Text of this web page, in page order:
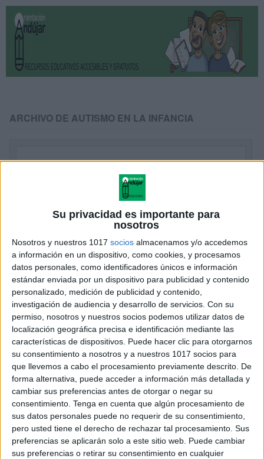
Su privacidad es importante para
nosotros
Nosotros y nuestros 1017 socios almacenamos y/o accedemos
a información en un dispositivo, como cookies, y procesamos
datos personales, como identificadores únicos e información
estándar enviada por un dispositivo para publicidad y contenido
personalizado, medición de publicidad y contenido,
investigación de audiencia y desarrollo de servicios. Con su
permiso, nosotros y nuestros socios podemos utilizar datos de
localización geográfica precisa e identificación mediante las
características de dispositivos. Puede hacer clic para otorgarnos
su consentimiento a nosotros y a nuestros 1017 socios para
que llevemos a cabo el procesamiento previamente descrito. De
forma alternativa, puede acceder a información más detallada y
cambiar sus preferencias antes de otorgar o negar su
consentimiento. Tenga en cuenta que algún procesamiento de
sus datos personales puede no requerir de su consentimiento,
pero usted tiene el derecho de rechazar tal procesamiento. Sus
preferencias se aplicarán solo a este sitio web. Puede cambiar
sus preferencias o retirar su consentimiento en cualquier
ARCHIVO DE AUTISMO EN LA INFANCIA
Señales alerta TEA primer año de vida
CAS/ING
Publicado el 11 febrero, 2025
La detección temprana del Trastorno del Espectro
Autista (TEA) es clave para intervenir a tiempo y
brindar el apoyo adecuado al desarrollo del bebé. En
este material, encontrarás una guía […]
SEGUIR LEYENDO